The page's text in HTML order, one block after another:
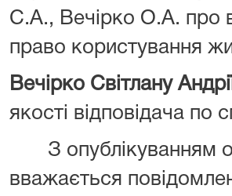
С.А., Вечірко О.А. про
право користування
Вечірко Світлану
якості відповідача по
З опублікуванням
вважається